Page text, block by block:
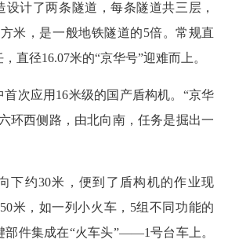
设计了两条隧道，每条隧道共三层，
米，是一般地铁隧道的5倍。常规直
直径16.07米的“京华号”迎难而上。
首次应用16米级的国产盾构机。“京华
环西侧路，由北向南，任务是掘出一
下约30米，便到了盾构机的作业现
米，如一列小火车，5组不同功能的
部件集成在“火车头”——1号台车上。